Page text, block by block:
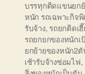
บรรทุกติดแขนยก
หนัก รถเฉพาะกิจพิ
รับจ้าง, รถยกติดเ
รถยกยกของหนัก
ยกย้ายของหนัก2
เช้ารับจ้างซ่อมไฟ,